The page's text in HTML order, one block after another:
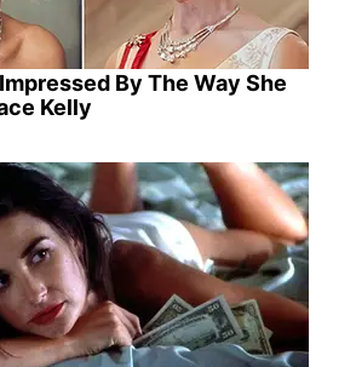
By The Way She
Kelly